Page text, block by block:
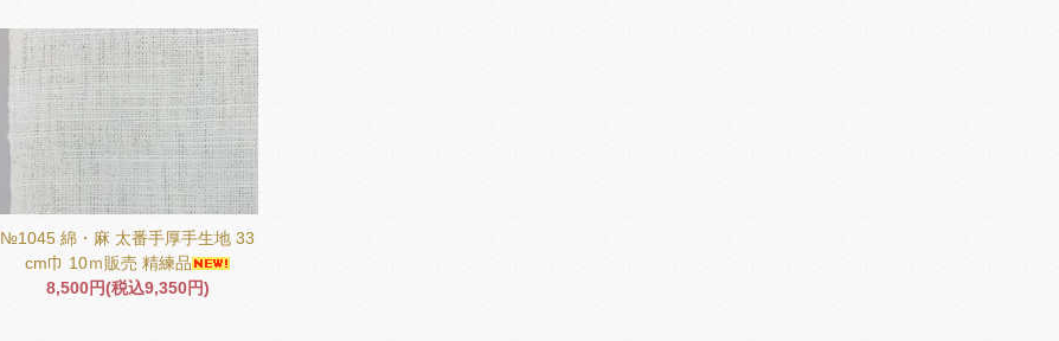
№1045 綿・麻 太番手厚手生地 33
cm巾 10ｍ販売 精練品
8,500円(税込9,350円)